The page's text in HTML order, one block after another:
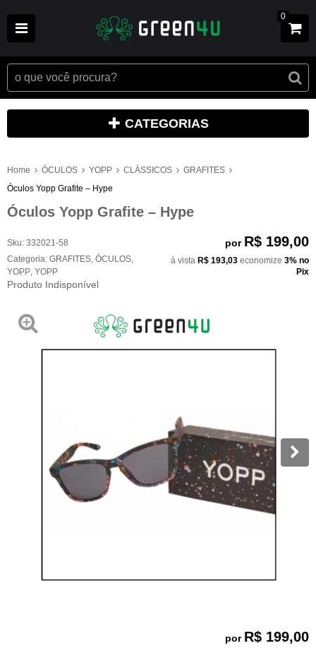
0
CATEGORIAS
Home ÓCULOS YOPP CLÁSSICOS
GRAFITES
Óculos Yopp Grafite – Hype
Óculos Yopp Grafite – Hype
Sku: 332021-58
Categoria: GRAFITES ÓCULOS
YOPP YOPP
Produto Indisponível
por R$ 199,00
à vista R$ 193,03 economize 3% no
Pix
por R$ 199,00